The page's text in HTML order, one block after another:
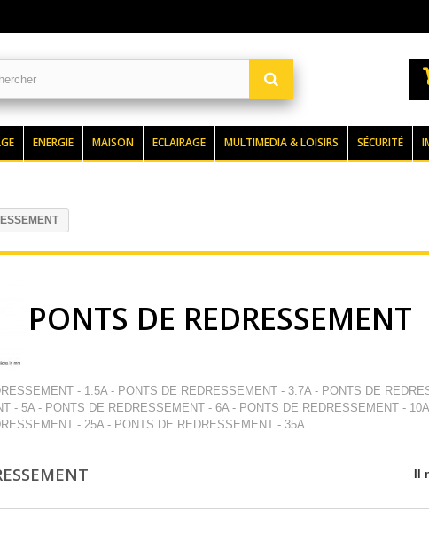
ENERGIE MAISON ECLAIRAGE MULTIMEDIA & LOISIRS SÉCURITÉ
PONTS DE REDRESSEMENT
- 1.5A - PONTS DE REDRESSEMENT - 3.7A - PONTS DE
- 5A - PONTS DE REDRESSEMENT - 6A - PONTS DE REDRESSEMENT -
- 25A - PONTS DE REDRESSEMENT - 35A
Il